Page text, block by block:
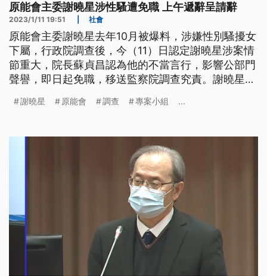
原能會主委謝曉星涉性騷遭免職 上午遞辭呈請辭
2023/1/11 19:51 社會
原能會主委謝曉星去年10月被爆料，涉嫌性別騷擾女
下屬，行政院調查後，今（11）日認定謝曉星涉案情
節重大，院長蘇貞昌認為他的不當言行，影響公部門
聲譽，即日起免職，移送監察院調查究責。謝曉星在
示，未來會將性別平等教育訓練列為重點，以案例方
謝曉星 原能會 調查 專案小組 ...